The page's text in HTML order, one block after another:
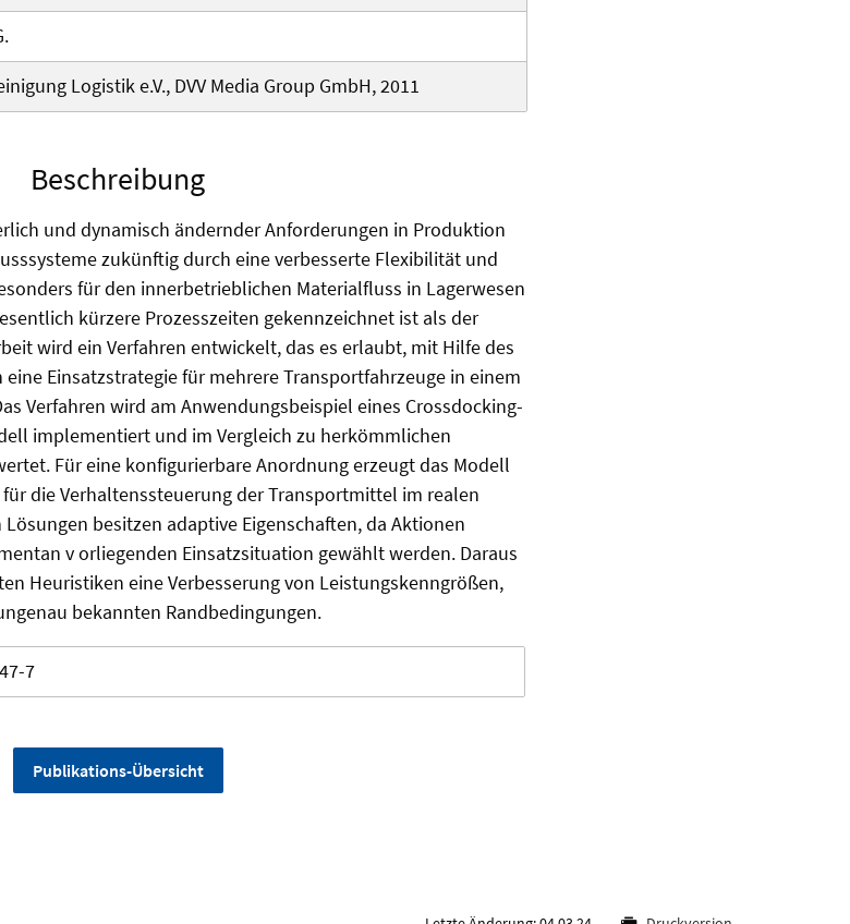
Logistik e.V., DVV Media Group GmbH, 2011
Beschreibung
und dynamisch ändernder Anforderungen in Produktion
zukünftig durch eine verbesserte Flexibilität und
für den innerbetrieblichen Materialfluss in Lagerwesen
kürzere Prozesszeiten gekennzeichnet ist als der
wird ein Verfahren entwickelt, das es erlaubt, mit Hilfe des
Einsatzstrategie für mehrere Transportfahrzeuge in einem
Verfahren wird am Anwendungsbeispiel eines Crossdocking-
implementiert und im Vergleich zu herkömmlichen
Für eine konfigurierbare Anordnung erzeugt das Modell
die Verhaltenssteuerung der Transportmittel im realen
besitzen adaptive Eigenschaften, da Aktionen
v orliegenden Einsatzsituation gewählt werden. Daraus
Heuristiken eine Verbesserung von Leistungskenngrößen,
bekannten Randbedingungen.
7
Publikations-Übersicht